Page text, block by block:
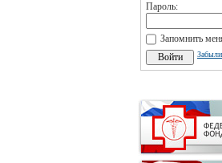
Пароль:
Запомнить